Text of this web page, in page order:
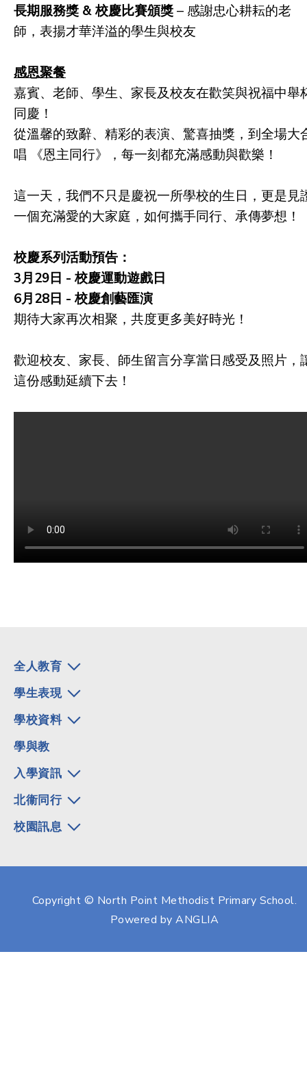
長期服務獎 & 校慶比賽頒獎– 感謝忠心耕耘的老
師，表揚才華洋溢的學生與校友
感恩聚餐
嘉賓、老師、學生、家長及校友在歡笑與祝福中舉
同慶！
從溫馨的致辭、精彩的表演、驚喜抽獎，到全場大
唱 《恩主同行》，每一刻都充滿感動與歡樂！
這一天，我們不只是慶祝一所學校的生日，更是見
一個充滿愛的大家庭，如何攜手同行、承傳夢想！
校慶系列活動預告：
3月29日 - 校慶運動遊戲日
6月28日 - 校慶創藝匯演
期待大家再次相聚，共度更多美好時光！
歡迎校友、家長、師生留言分享當日感受及照片，
這份感動延續下去！
全人教育
學生表現
學校資料
學與教
入學資訊
北衞同行
校園訊息
Copyright © North Point Methodist Primary School.
Powered byANGLIA